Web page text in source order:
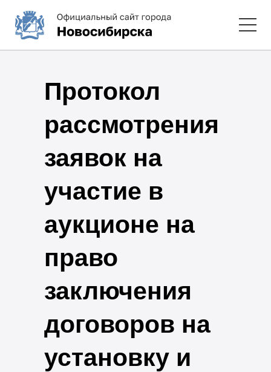
Протокол
рассмотрения
заявок на
участие в
аукционе на
право
заключения
договоров на
установку и